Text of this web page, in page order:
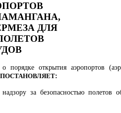
ДЛЯ
о порядке открытия аэропортов
ПОСТАНОВЛЯЕТ:
за безопасностью полетов